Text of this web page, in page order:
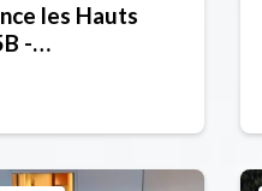
les Hauts
-